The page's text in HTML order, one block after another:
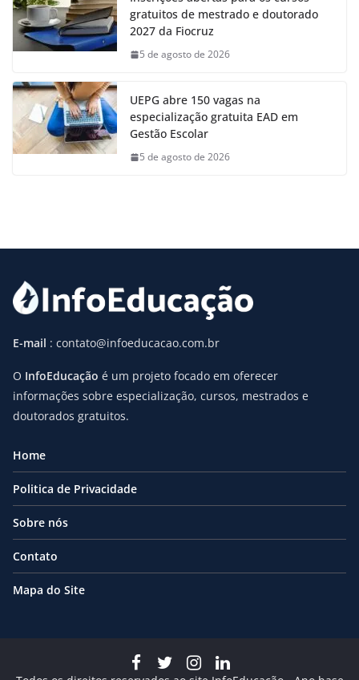
gratuitos de mestrado e doutorado
2027 da Fiocruz
5 de agosto de 2026
UEPG abre 150 vagas na
especialização gratuita EAD em
Gestão Escolar
5 de agosto de 2026
E-mail : contato@infoeducacao.com.br
O InfoEducação é um projeto focado em oferecer
informações sobre especialização, cursos, mestrados e
doutorados gratuitos.
Home
Politica de Privacidade
Sobre nós
Contato
Mapa do Site